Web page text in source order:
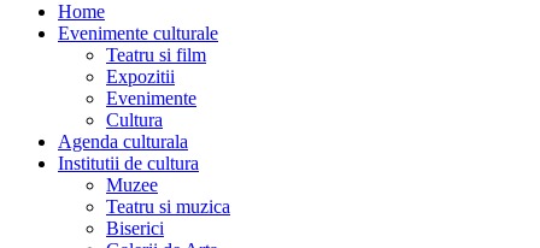
Home
Evenimente culturale
Teatru si film
Expozitii
Evenimente
Cultura
Agenda culturala
Institutii de cultura
Muzee
Teatru si muzica
Biserici